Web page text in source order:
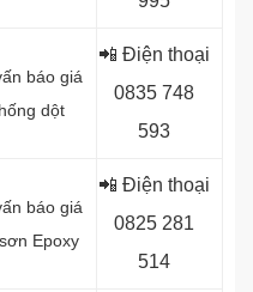
báo giá
dột
📲 Điện thoại
0835 748
593
báo giá
Epoxy
📲 Điện thoại
0825 281
514